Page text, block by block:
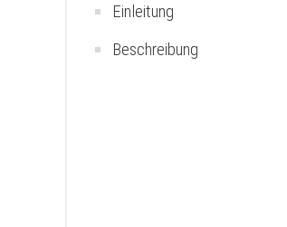
Einleitung
Beschreibung